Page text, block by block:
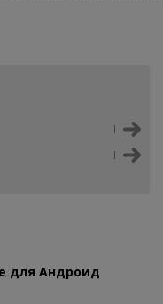
для Андроид